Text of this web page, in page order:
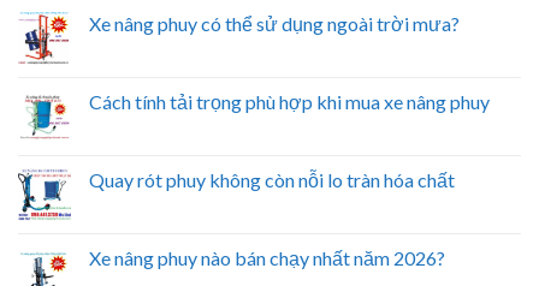
Xe nâng phuy có thể sử dụng ngoài trời mưa?
Cách tính tải trọng phù hợp khi mua xe nâng phuy
Quay rót phuy không còn nỗi lo tràn hóa chất
Xe nâng phuy nào bán chạy nhất năm 2026?